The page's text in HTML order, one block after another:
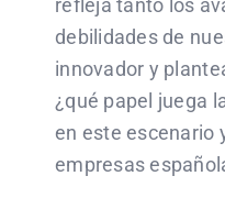
refleja tanto los
debilidades de
innovador y
¿qué papel juega
en este escenario
empresas